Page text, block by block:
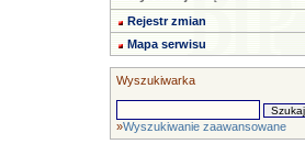
Rejestr zmian
Mapa serwisu
Wyszukiwarka
»Wyszukiwanie zaawansowane